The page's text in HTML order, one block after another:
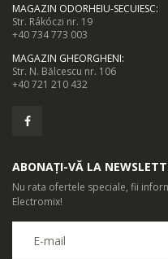
MAGAZIN ODORHEIU-SECUIESC:
Str. Rákóczi nr. 19
+40 734 773 003
MAGAZIN GHEORGHENI:
Str. N. Bălcescu nr. 106
+40 721 210 432
ABONAȚI-VĂ LA
Nu rata ofertele speciale, fii
Electromix!